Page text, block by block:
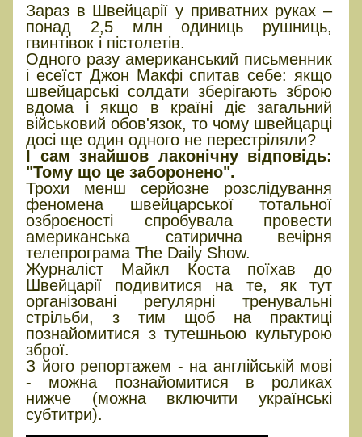
Зараз в Швейцарії у приватних руках –
понад 2,5 млн одиниць рушниць,
гвинтівок і пістолетів.
Одного разу американський письменник
і есеїст Джон Макфі спитав себе: якщо
швейцарські солдати зберігають зброю
вдома і якщо в країні діє загальний
військовий обов'язок, то чому швейцарці
досі ще один одного не перестріляли?
І сам знайшов лаконічну відповідь:
"Тому що це заборонено".
Трохи менш серйозне розслідування
феномена швейцарської тотальної
озброєності спробувала провести
американська сатирична вечірня
телепрограма The Daily Show.
Журналіст Майкл Коста поїхав до
Швейцарії подивитися на те, як тут
організовані регулярні тренувальні
стрільби, з тим щоб на практиці
познайомитися з тутешньою культурою
зброї.
З його репортажем - на англійській мові
- можна познайомитися в роликах
нижче (можна включити українські
субтитри).